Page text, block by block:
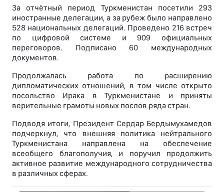
За отчётный период Туркменистан посетили 293
иностранные делегации, а за рубеж было направлено
528 национальных делегаций. Проведено 216 встреч
по цифровой системе и 909 официальных
переговоров. Подписано 60 международных
документов.
Продолжалась работа по расширению
дипломатических отношений, в том числе открыто
посольство Ирака в Туркменистане и приняты
верительные грамоты новых послов ряда стран.
Подводя итоги, Президент Сердар Бердымухамедов
подчеркнул, что внешняя политика нейтрального
Туркменистана направлена на обеспечение
всеобщего благополучия, и поручил продолжить
активное развитие международного сотрудничества
в различных сферах.